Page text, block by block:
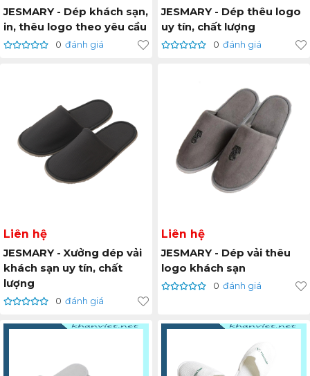
JESMARY - Dép khách sạn,
in, thêu logo theo yêu cầu
0 đánh giá
JESMARY - Dép thêu logo
uy tín, chất lượng
0 đánh giá
Liên hệ
JESMARY - Xưởng dép vải
khách sạn uy tín, chất
lượng
0 đánh giá
Liên hệ
JESMARY - Dép vải thêu
logo khách sạn
0 đánh giá